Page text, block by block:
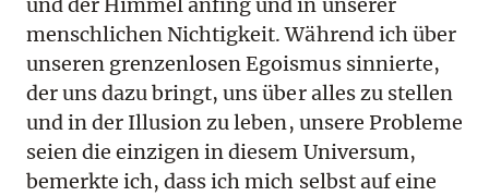
und der Himmel anfing und in unserer
menschlichen Nichtigkeit. Während ich über
unseren grenzenlosen Egoismus sinnierte,
der uns dazu bringt, uns über alles zu stellen
und in der Illusion zu leben, unsere Probleme
seien die einzigen in diesem Universum,
bemerkte ich, dass ich mich selbst auf eine